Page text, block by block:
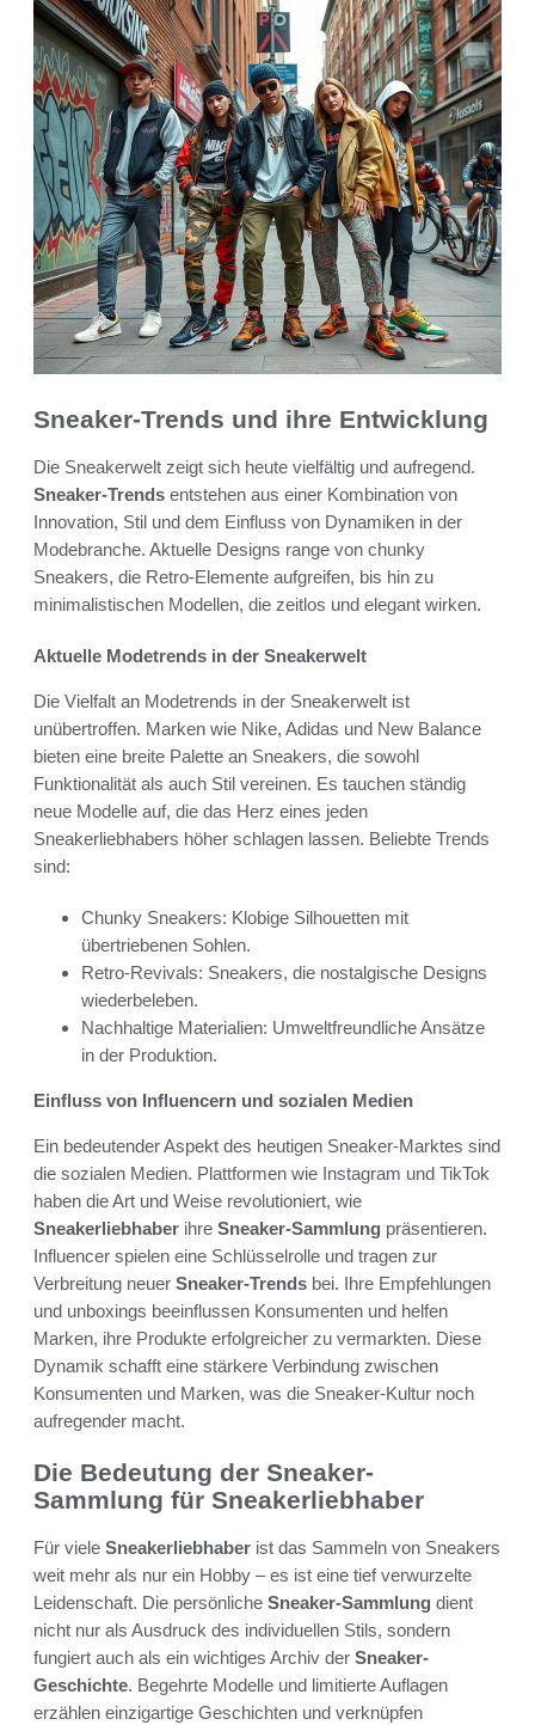
Sneaker-Trends und ihre Entwicklung
Die Sneakerwelt zeigt sich heute vielfältig und aufregend.
Sneaker-Trends entstehen aus einer Kombination von
Innovation, Stil und dem Einfluss von Dynamiken in der
Modebranche. Aktuelle Designs range von chunky
Sneakers, die Retro-Elemente aufgreifen, bis hin zu
minimalistischen Modellen, die zeitlos und elegant wirken.
Aktuelle Modetrends in der Sneakerwelt
Die Vielfalt an Modetrends in der Sneakerwelt ist
unübertroffen. Marken wie Nike, Adidas und New Balance
bieten eine breite Palette an Sneakers, die sowohl
Funktionalität als auch Stil vereinen. Es tauchen ständig
neue Modelle auf, die das Herz eines jeden
Sneakerliebhabers höher schlagen lassen. Beliebte Trends
sind:
Chunky Sneakers: Klobige Silhouetten mit
übertriebenen Sohlen.
Retro-Revivals: Sneakers, die nostalgische Designs
wiederbeleben.
Nachhaltige Materialien: Umweltfreundliche Ansätze
in der Produktion.
Einfluss von Influencern und sozialen Medien
Ein bedeutender Aspekt des heutigen Sneaker-Marktes sind
die sozialen Medien. Plattformen wie Instagram und TikTok
haben die Art und Weise revolutioniert, wie
Sneakerliebhaber ihre Sneaker-Sammlung präsentieren.
Influencer spielen eine Schlüsselrolle und tragen zur
Verbreitung neuer Sneaker-Trends bei. Ihre Empfehlungen
und unboxings beeinflussen Konsumenten und helfen
Marken, ihre Produkte erfolgreicher zu vermarkten. Diese
Dynamik schafft eine stärkere Verbindung zwischen
Konsumenten und Marken, was die Sneaker-Kultur noch
aufregender macht.
Die Bedeutung der Sneaker-
Sammlung für Sneakerliebhaber
Für viele Sneakerliebhaber ist das Sammeln von Sneakers
weit mehr als nur ein Hobby – es ist eine tief verwurzelte
Leidenschaft. Die persönliche Sneaker-Sammlung dient
nicht nur als Ausdruck des individuellen Stils, sondern
fungiert auch als ein wichtiges Archiv der Sneaker-
Geschichte. Begehrte Modelle und limitierte Auflagen
erzählen einzigartige Geschichten und verknüpfen